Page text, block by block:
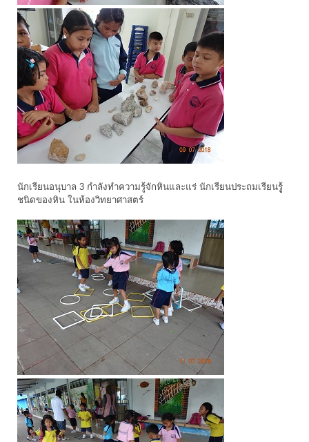
นักเรียนอนุบาล 3 กำลังทำความรู้จักหินและแร่ นักเรียนประถมเรียนรูู้
ชนิดของหิน ในห้องวิทยาศาสตร์